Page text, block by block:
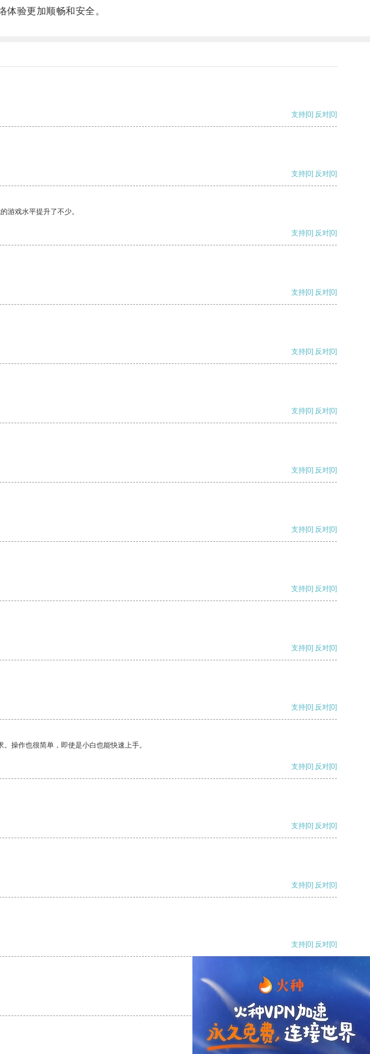
验更加顺畅和安全。
支持[0] 反对[0]
支持[0] 反对[0]
游戏水平提升了不少。
支持[0] 反对[0]
支持[0] 反对[0]
支持[0] 反对[0]
支持[0] 反对[0]
支持[0] 反对[0]
支持[0] 反对[0]
支持[0] 反对[0]
支持[0] 反对[0]
支持[0] 反对[0]
操作也很简单，即使是小白也能快速上手。
支持[0] 反对[0]
支持[0] 反对[0]
支持[0] 反对[0]
支持[0] 反对[0]
支持 反对